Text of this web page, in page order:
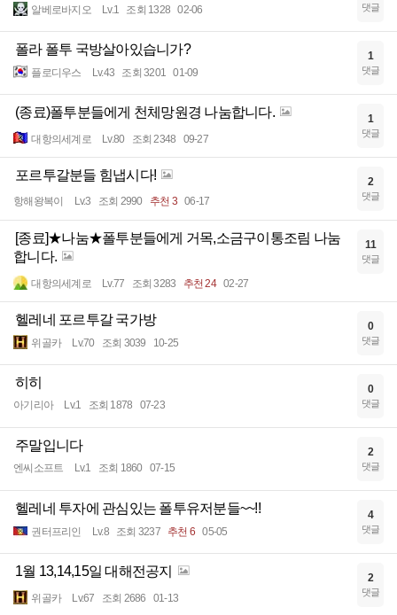
알베로바지오 Lv.1 조회 1328 02-06 댓글
폴라 폴투 국방살아있습니가?
플로디우스 Lv.43 조회 3201 01-09
1
댓글
(종료)폴투분들에게 천체망원경 나눔합니다.
대항의세계로 Lv.80 조회 2348 09-27
1
댓글
포르투갈분들 힘냅시다!
항해왕복이 Lv.3 조회 2990 추천 3 06-17
2
댓글
[종료]★나눔★폴투분들에게 거목,소금구이통조림 나눔
합니다.
대항의세계로 Lv.77 조회 3283 추천 24 02-27
11
댓글
헬레네 포르투갈 국가방
위골카 Lv.70 조회 3039 10-25
0
댓글
히히
아기리아 Lv.1 조회 1878 07-23
0
댓글
주말입니다
엔씨소프트 Lv.1 조회 1860 07-15
2
댓글
헬레네 투자에 관심있는 폴투유저분들~~!!
권터프리인 Lv.8 조회 3237 추천 6 05-05
4
댓글
1월 13,14,15일 대해전공지
위골카 Lv.67 조회 2686 01-13
2
댓글